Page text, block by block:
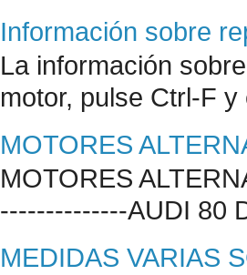
Información sobre
La información
motor, pulse Ctrl-F
MOTORES
MOTORES
--------------AUDI 80
MEDIDAS VARIAS